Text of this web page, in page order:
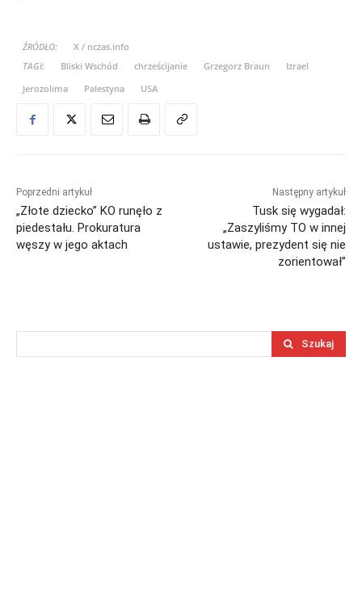
ŹRÓDŁO:
X / nczas.info
TAGI:
Bliski Wschód chrześcijanie Grzegorz Braun
Izrael
Jerozolima
Palestyna USA
Poprzedni artykuł
„Złote dziecko” KO runęło z
piedestału. Prokuratura
węszy w jego aktach
Następny artykuł
Tusk się wygadał:
„Zaszyliśmy TO w innej
ustawie, prezydent się nie
zorientował”
Szukaj